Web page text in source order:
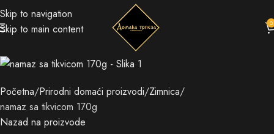
Skip to navigation
Skip to main content
0
Početna Prirodni domaći proizvodi Zimnica
namaz sa tikvicom 170g
Nazad na proizvode